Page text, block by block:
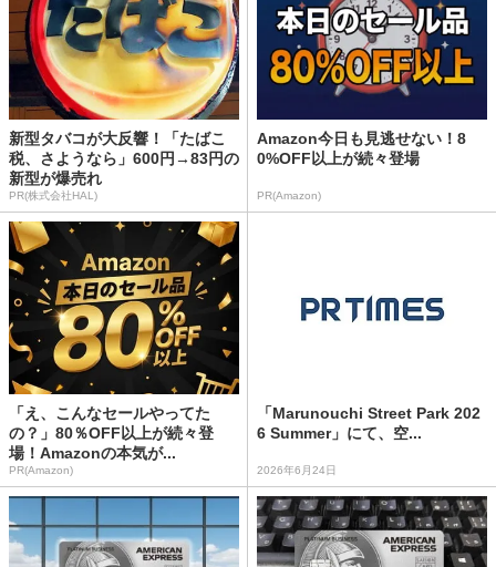
新型タバコが大反響！「たばこ
税、さようなら」600円→83円の
新型が爆売れ
PR(株式会社HAL)
Amazon今日も見逃せない！8
0%OFF以上が続々登場
PR(Amazon)
「え、こんなセールやってた
の？」80％OFF以上が続々登
場！Amazonの本気が...
PR(Amazon)
「Marunouchi Street Park 202
6 Summer」にて、空...
2026年6月24日